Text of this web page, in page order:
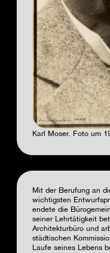
Karl Moser. Foto um
Mit der Berufung an
wichtigsten
endete die
seiner Lehrtätigkeit
Architekturbüro und
städtischen
Laufe seines Lebens